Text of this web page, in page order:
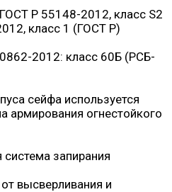
Р 55148-2012, класс S2
класс 1 (ГОСТ Р)
2012: класс 60Б (РСБ-
сейфа используется
армирования огнестойкого
система запирания
высверливания и